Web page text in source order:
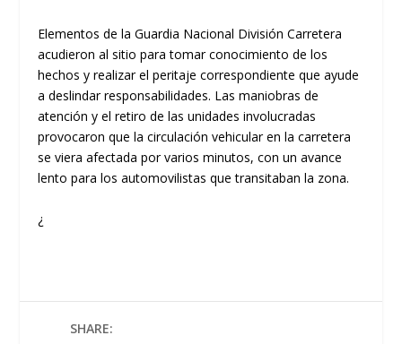
​Elementos de la Guardia Nacional División Carretera
acudieron al sitio para tomar conocimiento de los
hechos y realizar el peritaje correspondiente que ayude
a deslindar responsabilidades. Las maniobras de
atención y el retiro de las unidades involucradas
provocaron que lacirculación vehicularen la carretera
se vieraafectada por varios minutos, con un avance
lento para los automovilistas que transitaban la zona.
​¿
SHARE: